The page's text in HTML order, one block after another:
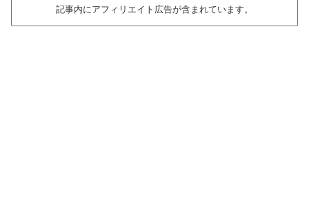
記事内にアフィリエイト広告が含まれています。